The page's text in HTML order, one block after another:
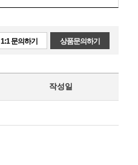
상품문의하기
1:1 문의하기
작성일